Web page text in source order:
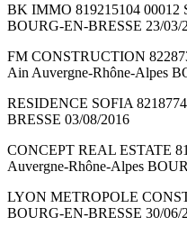
BK IMMO 819215104 00012
BOURG-EN-BRESSE 23/03/
FM CONSTRUCTION
Ain Auvergne-Rhône-Alpes
RESIDENCE SOFIA
BRESSE 03/08/2016
CONCEPT REAL ESTATE
Auvergne-Rhône-Alpes
LYON METROPOLE
BOURG-EN-BRESSE 30/06/